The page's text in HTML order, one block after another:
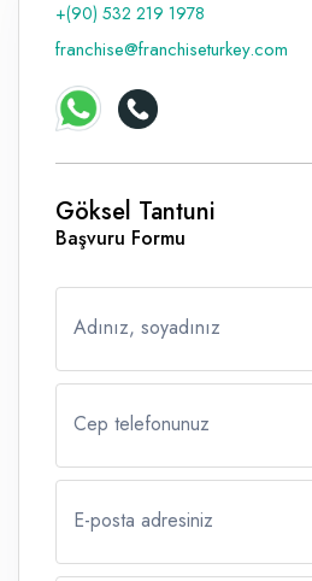
+(90) 532 219 1978
franchise@franchiseturkey.com
Göksel Tantuni
Başvuru Formu
Adınız, soyadınız
Cep telefonunuz
E-posta adresiniz